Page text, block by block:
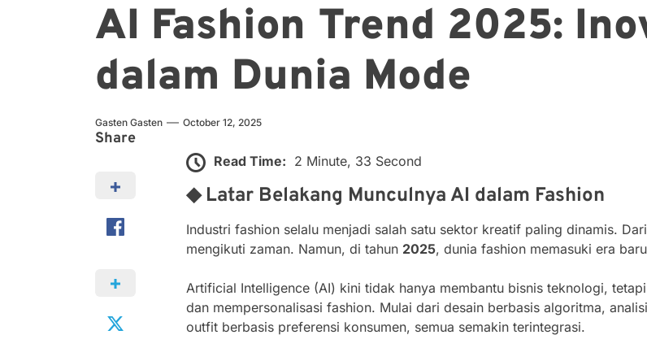
AI Fashion Trend 2025:
dalam Dunia Mode
Gasten Gasten October 12, 2025
Share
Read Time: 2 Minute, 33 Second
◆ Latar Belakang Munculnya AI dalam Fashion
Industri fashion selalu menjadi salah satu sektor kreatif paling dinamis.
mengikuti zaman. Namun, di tahun 2025, dunia fashion memasuki era
Artificial Intelligence (AI) kini tidak hanya membantu bisnis teknologi,
dan mempersonalisasi fashion. Mulai dari desain berbasis algoritma,
outfit berbasis preferensi konsumen, semua semakin terintegrasi.